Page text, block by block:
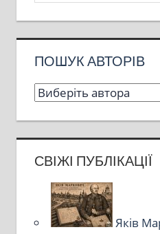
ПОШУК АВТОРІВ
СВІЖІ ПУБЛІКАЦІЇ
Яків